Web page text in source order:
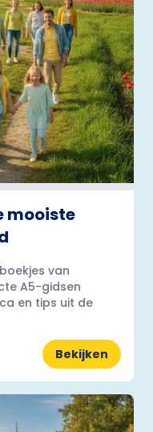
mooiste
van
A5-gidsen
en tips uit de
Bekijken